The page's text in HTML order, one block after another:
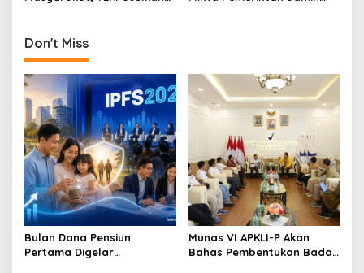
Rokok!
Don't Miss
Bulan Dana Pensiun
Pertama Digelar
Munas VI APKLI-P Akan
Bahas Pembentukan Badan